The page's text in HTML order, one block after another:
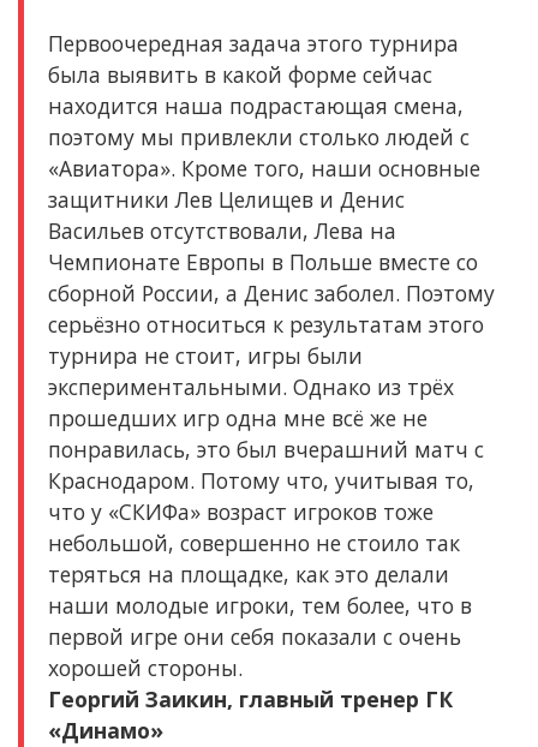
Первоочередная задача этого турнира
была выявить в какой форме сейчас
находится наша подрастающая смена,
поэтому мы привлекли столько людей с
«Авиатора». Кроме того, наши основные
защитники Лев Целищев и Денис
Васильев отсутствовали, Лева на
Чемпионате Европы в Польше вместе со
сборной России, а Денис заболел. Поэтому
серьёзно относиться к результатам этого
турнира не стоит, игры были
экспериментальными. Однако из трёх
прошедших игр одна мне всё же не
понравилась, это был вчерашний матч с
Краснодаром. Потому что, учитывая то,
что у «СКИФа» возраст игроков тоже
небольшой, совершенно не стоило так
теряться на площадке, как это делали
наши молодые игроки, тем более, что в
первой игре они себя показали с очень
хорошей стороны.
Георгий Заикин, главный тренер ГК
«Динамо»